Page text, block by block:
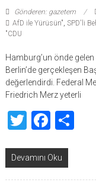
Gönderen: gazetem
AfD ile Yürüsün", SPD'li
"CDU
Hamburg’un önde
Berlin’de gerçekleşen
değerlendirdi. Federal
Friedrich Merz yeterli
Twitter
Devamını Oku